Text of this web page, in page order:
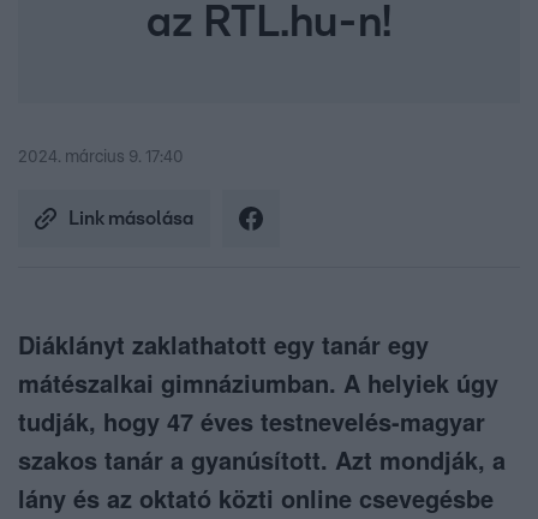
az RTL.hu-n!
2024. március 9. 17:40
Link másolása
Diáklányt zaklathatott egy tanár egy
mátészalkai gimnáziumban. A helyiek úgy
tudják, hogy 47 éves testnevelés-magyar
szakos tanár a gyanúsított. Azt mondják, a
lány és az oktató közti online csevegésbe